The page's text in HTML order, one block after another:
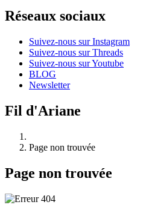
Réseaux sociaux
Suivez-nous sur Instagram
Suivez-nous sur Threads
Suivez-nous sur Youtube
BLOG
Newsletter
Fil d'Ariane
Page non trouvée
Page non trouvée